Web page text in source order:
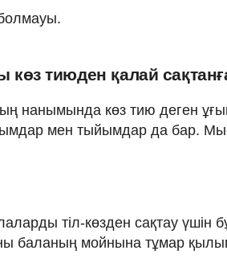
көз тиюден қалай
нанымында көз тию деген
мен тыйымдар да бар.
тіл-көзден сақтау үшін
баланың мойнына тұмар